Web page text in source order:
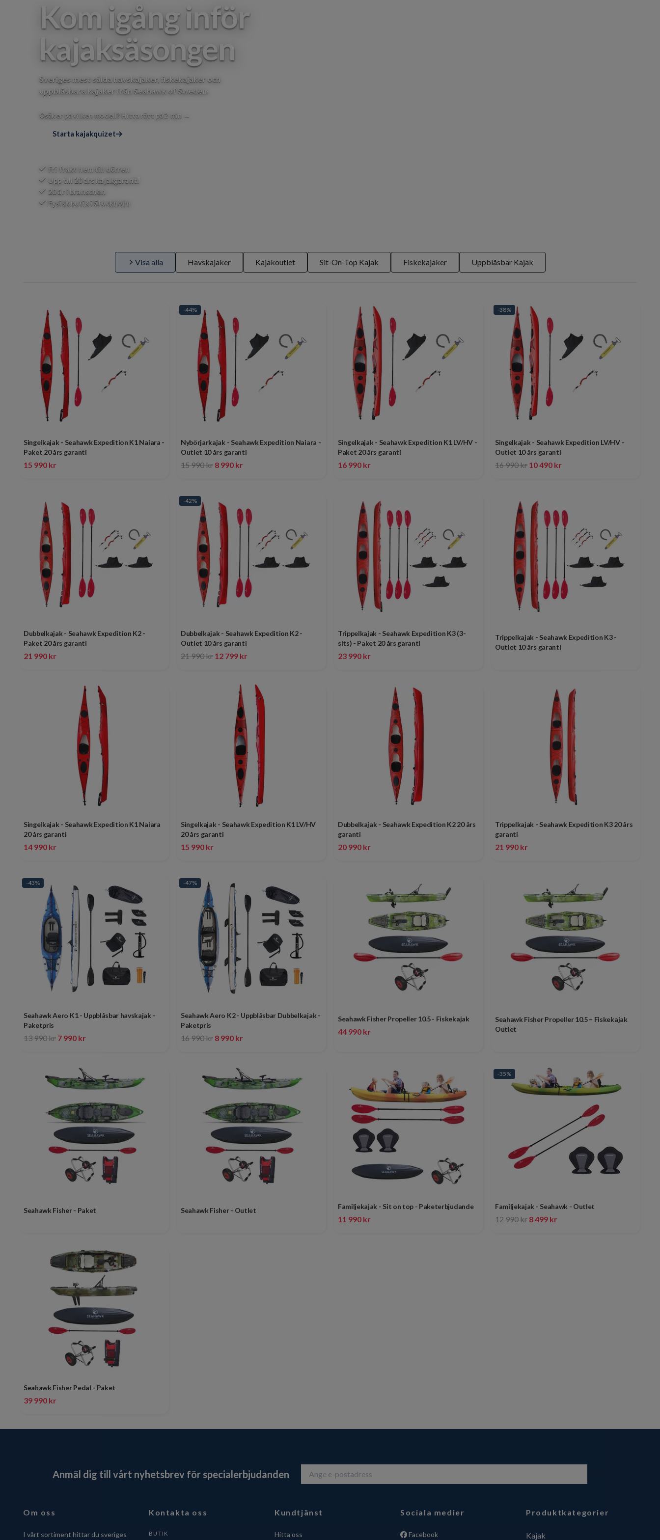
Kom igång inför
kajaksäsongen
Sveriges mest sålda havskajaker, fiskekajaker och
uppblåsbara kajaker från Seahawk of Sweden.
Osäker på vilken modell? Hitta rätt på 2 min →
Starta kajakquizet
Fri frakt hem till dörren
Upp till 20 års kajakgaranti
20 år i branschen
Fysisk butik i Stockholm
Visa alla Havskajaker Kajakoutlet Sit-On-Top Kajak Fiskekajaker Uppblåsbar Kajak
Singelkajak - Seahawk Expedition K1 Naiara -
Paket 20 års garanti
15 990 kr
-44%
Nybörjarkajak - Seahawk Expedition Naiara -
Outlet 10 års garanti
15 990 kr 8 990 kr
Singelkajak - Seahawk Expedition K1 LV/HV -
Paket 20 års garanti
16 990 kr
-38%
Singelkajak - Seahawk Expedition LV/HV -
Outlet 10 års garanti
16 990 kr 10 490 kr
Dubbelkajak - Seahawk Expedition K2 -
Paket 20 års garanti
21 990 kr
-42%
Dubbelkajak - Seahawk Expedition K2 -
Outlet 10 års garanti
21 990 kr 12 799 kr
Trippelkajak - Seahawk Expedition K3 (3-
sits) - Paket 20 års garanti
23 990 kr
Trippelkajak - Seahawk Expedition K3 -
Outlet 10 års garanti
Singelkajak - Seahawk Expedition K1 Naiara
20 års garanti
14 990 kr
Singelkajak - Seahawk Expedition K1 LV/HV
20 års garanti
15 990 kr
Dubbelkajak - Seahawk Expedition K2 20 års
garanti
20 990 kr
Trippelkajak - Seahawk Expedition K3 20 års
garanti
21 990 kr
-43%
Seahawk Aero K1 - Uppblåsbar havskajak -
Paketpris
13 990 kr 7 990 kr
-47%
Seahawk Aero K2 - Uppblåsbar Dubbelkajak -
Paketpris
16 990 kr 8 990 kr
Seahawk Fisher Propeller 10.5 - Fiskekajak
44 990 kr
Seahawk Fisher Propeller 10.5 – Fiskekajak
Outlet
Seahawk Fisher - Paket Seahawk Fisher - Outlet Familjekajak - Sit on top - Paketerbjudande
11 990 kr
-35%
Familjekajak - Seahawk - Outlet
12 990 kr 8 499 kr
Seahawk Fisher Pedal - Paket
39 990 kr
Anmäl dig till vårt nyhetsbrev för specialerbjudanden
Om oss
I vårt sortiment hittar du sveriges
Kontakta oss
BUTIK
Kundtjänst
Hitta oss
Sociala medier
Facebook
Produktkategorier
Kajak